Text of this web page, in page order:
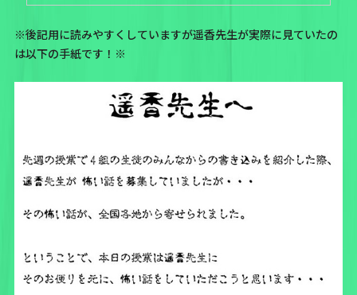
※後記用に読みやすくしていますが遥香先生が実際に見ていたの
は以下の手紙です！※